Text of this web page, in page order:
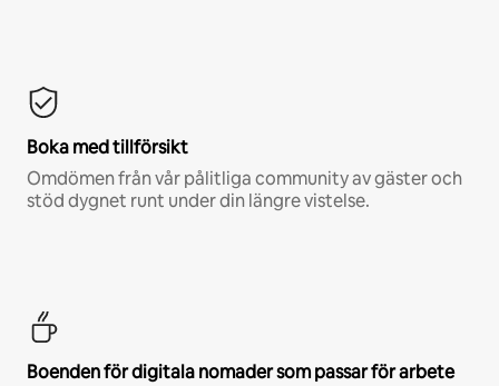
Boka med tillförsikt
Omdömen från vår pålitliga community av gäster och
stöd dygnet runt under din längre vistelse.
Boenden för digitala nomader som passar för arbete